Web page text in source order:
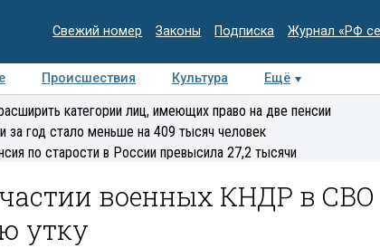
Свежий номер Законы Подписка Журнал «РФ
Происшествия Культура
Ещё
Медиацентр Интервью Колумнисты
категории лиц, имеющих право на две пенсии
за год стало меньше на 409 тысяч человек
по старости в России превысила 27,2 тысячи
военных КНДР в СВО
утку